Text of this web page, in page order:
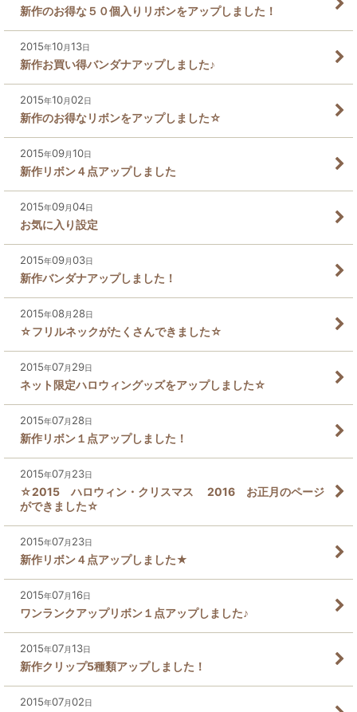
新作のお得な５０個入りリボンをアップしました！
2015年10月13日
新作お買い得バンダナアップしました♪
2015年10月02日
新作のお得なリボンをアップしました☆
2015年09月10日
新作リボン４点アップしました
2015年09月04日
お気に入り設定
2015年09月03日
新作バンダナアップしました！
2015年08月 28日
☆フリルネックがたくさんできました☆
2015年07月 29日
ネット限定ハロウィングッズをアップしました☆
2015年07月 28日
新作リボン１点アップしました！
2015年07月 23日
☆2015 ハロウィン・クリスマス 2016 お正月のページ
ができました☆
2015年07月 23日
新作リボン４点アップしました★
2015年07月16日
ワンランクアップリボン１点アップしました♪
2015年07月13日
新作クリップ5種類アップしました！
2015年07月02日